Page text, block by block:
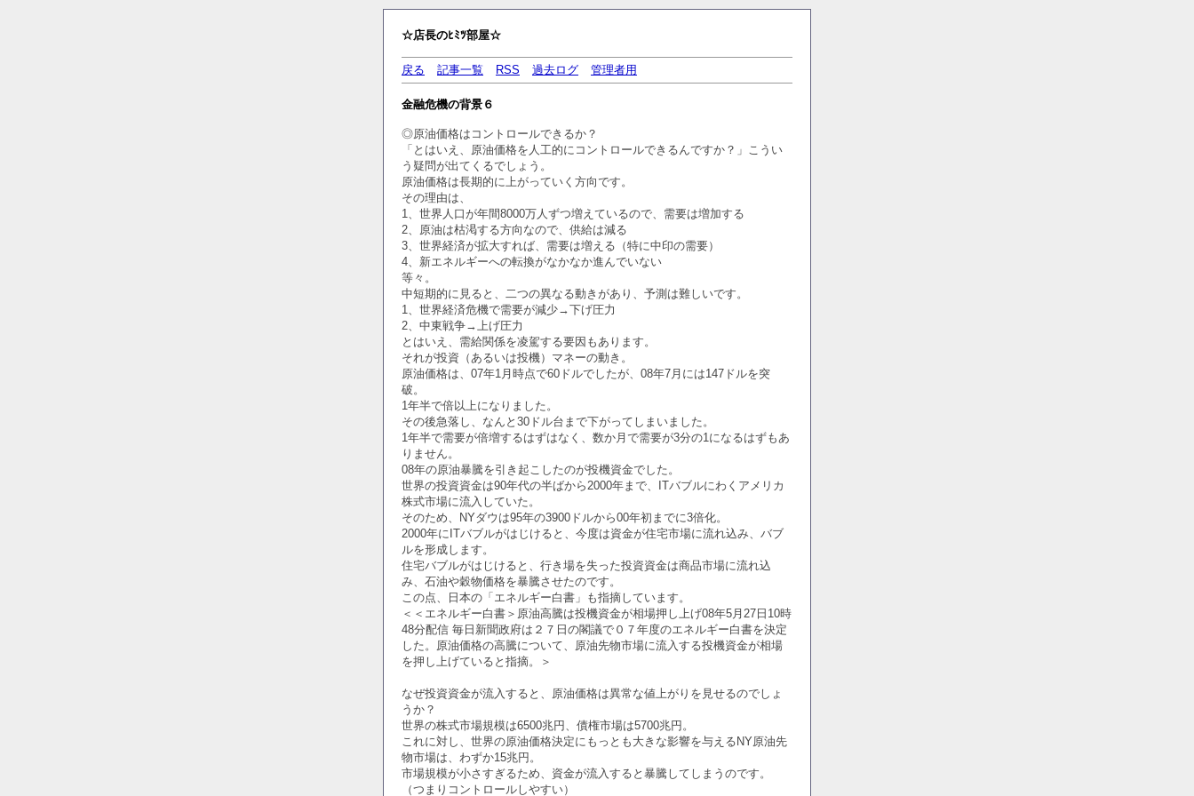
☆店長のﾋﾐﾂ部屋☆
戻る 記事一覧 RSS 過去ログ 管理者用
金融危機の背景６
◎原油価格はコントロールできるか？
「とはいえ、原油価格を人工的にコントロールできるんですか？」こうい
う疑問が出てくるでしょう。
原油価格は長期的に上がっていく方向です。
その理由は、
1、世界人口が年間8000万人ずつ増えているので、需要は増加する
2、原油は枯渇する方向なので、供給は減る
3、世界経済が拡大すれば、需要は増える（特に中印の需要）
4、新エネルギーへの転換がなかなか進んでいない
等々。
中短期的に見ると、二つの異なる動きがあり、予測は難しいです。
1、世界経済危機で需要が減少→下げ圧力
2、中東戦争→上げ圧力
とはいえ、需給関係を凌駕する要因もあります。
それが投資（あるいは投機）マネーの動き。
原油価格は、07年1月時点で60ドルでしたが、08年7月には147ドルを突
破。
1年半で倍以上になりました。
その後急落し、なんと30ドル台まで下がってしまいました。
1年半で需要が倍増するはずはなく、数か月で需要が3分の1になるはずもあ
りません。
08年の原油暴騰を引き起こしたのが投機資金でした。
世界の投資資金は90年代の半ばから2000年まで、ITバブルにわくアメリカ
株式市場に流入していた。
そのため、NYダウは95年の3900ドルから00年初までに3倍化。
2000年にITバブルがはじけると、今度は資金が住宅市場に流れ込み、バブ
ルを形成します。
住宅バブルがはじけると、行き場を失った投資資金は商品市場に流れ込
み、石油や穀物価格を暴騰させたのです。
この点、日本の「エネルギー白書」も指摘しています。
＜＜エネルギー白書＞原油高騰は投機資金が相場押し上げ08年5月27日10時
48分配信 毎日新聞政府は２７日の閣議で０７年度のエネルギー白書を決定
した。原油価格の高騰について、原油先物市場に流入する投機資金が相場
を押し上げていると指摘。＞
なぜ投資資金が流入すると、原油価格は異常な値上がりを見せるのでしょ
うか？
世界の株式市場規模は6500兆円、債権市場は5700兆円。
これに対し、世界の原油価格決定にもっとも大きな影響を与えるNY原油先
物市場は、わずか15兆円。
市場規模が小さすぎるため、資金が流入すると暴騰してしまうのです。
（つまりコントロールしやすい）